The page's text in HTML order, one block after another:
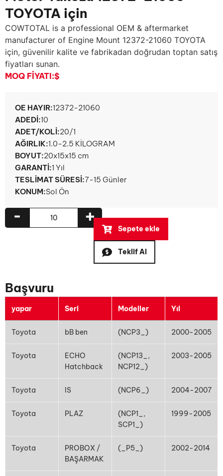
TOYOTA için
COWTOTAL is a professional OEM & aftermarket
manufacturer of Engine Mount 12372-21060 TOYOTA
için, güvenilir kalite ve fabrikadan doğrudan toptan satış
fiyatları sunan.
MOQ FIYATI:$
OE HAYIR:12372-21060
ADEDI:10
ADET/KOLI:20/1
AĞIRLIK:1.0-2.5 KİLOGRAM
BOYUT:20x15x15 cm
GARANTI:1 Yıl
TESLIMAT SÜRESI:7-15 Günler
KONUM:Sol Ön
+
-
Sepete ekle
Teklif Al
Başvuru
yapar Seri Modeller Yıl
Toyota bB ben (NCP3_) 2000-2005
Toyota
ECHO
Hatchback
(NCP13_,
NCP12_)
2003-2005
Toyota IS (NCP6_) 2004-2007
Toyota PLAZ
(NCP1_,
SCP1_)
1999-2005
Toyota
PROBOX /
BAŞARMAK
(_P5_) 2002-2014